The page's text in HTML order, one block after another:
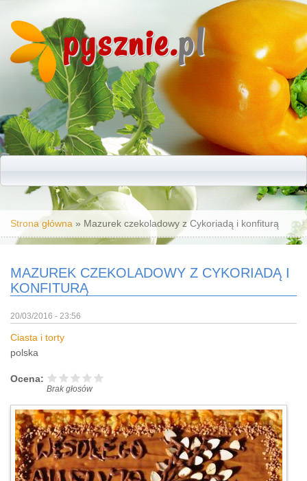
pysznie.pl
Jesteś tutaj
Strona główna » Mazurek czekoladowy z Cykoriadą i konfiturą
MAZUREK CZEKOLADOWY Z CYKORIADĄ I
KONFITURĄ
20/03/2016 - 23:56
Ciasta i torty
polska
Ocena:
Brak głosów